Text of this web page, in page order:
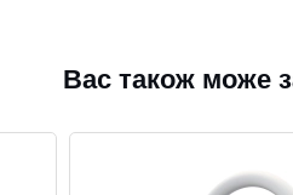
Вас також може